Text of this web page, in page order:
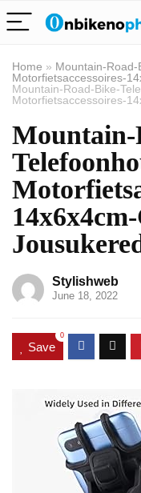
Home » Mountain-
Motorfietsaccessoires-
Mountain-Road-Bike-
Motorfietsaccessoires-
Mountain-
Stylishweb
June 18, 2022
Save
0